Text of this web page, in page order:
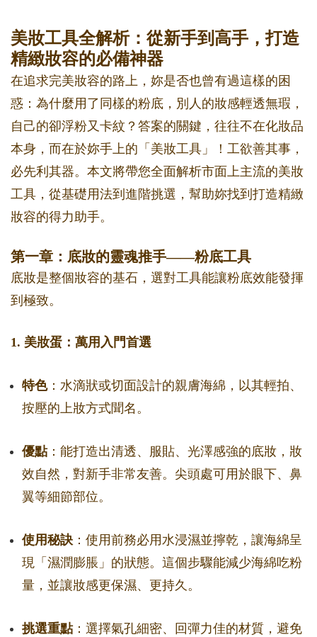
美妝工具全解析：從新手到高手，打造
精緻妝容的必備神器
在追求完美妝容的路上，妳是否也曾有過這樣的困
惑：為什麼用了同樣的粉底，別人的妝感輕透無瑕，
自己的卻浮粉又卡紋？答案的關鍵，往往不在化妝品
本身，而在於妳手上的「美妝工具」！工欲善其事，
必先利其器。本文將帶您全面解析市面上主流的美妝
工具，從基礎用法到進階挑選，幫助妳找到打造精緻
妝容的得力助手。
第一章：底妝的靈魂推手——粉底工具
底妝是整個妝容的基石，選對工具能讓粉底效能發揮
到極致。
1. 美妝蛋：萬用入門首選
特色：水滴狀或切面設計的親膚海綿，以其輕拍、
按壓的上妝方式聞名。
優點：能打造出清透、服貼、光澤感強的底妝，妝
效自然，對新手非常友善。尖頭處可用於眼下、鼻
翼等細節部位。
使用秘訣 ：使用前務必用水浸濕並擰乾，讓海綿呈
現「濕潤膨脹」的狀態。這個步驟能減少海綿吃粉
量，並讓妝感更保濕、更持久。
挑選重點：選擇氣孔細密、回彈力佳的材質，避免